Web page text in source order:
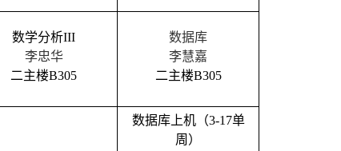
数学分析III
李忠华
二主楼B305
数据库
李慧嘉
二主楼B305
数据库上机（3-17单
周）